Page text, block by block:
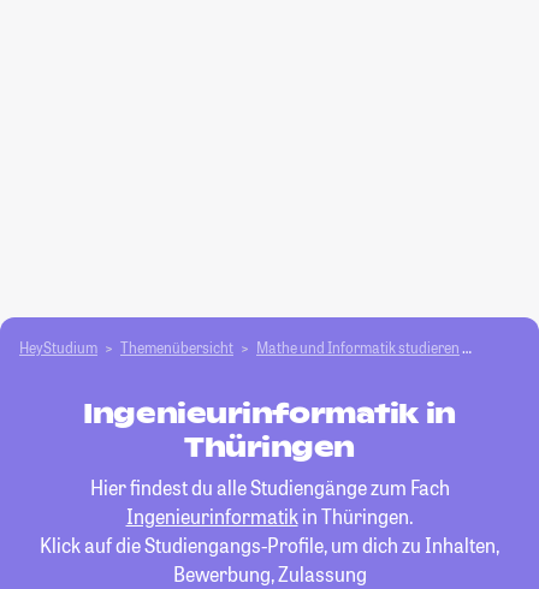
HeyStudium Themenübersicht Mathe und Informatik studieren
Ingenieurinformatik in
Thüringen
Hier findest du alle Studiengänge zum Fach
Ingenieurinformatikin Thüringen.
Klick auf die Studiengangs-Profile, um dich zu Inhalten,
Bewerbung, Zulassung